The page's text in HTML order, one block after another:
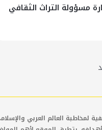
مسؤولة التراث الثقافي
لمخاطبة العالم العربي